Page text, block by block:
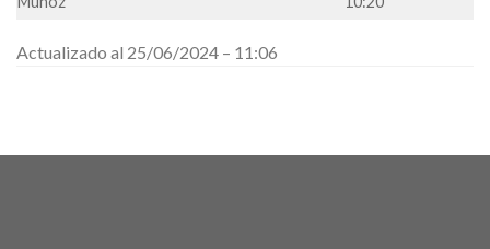
Actualizado al 25/06/2024 – 11:06